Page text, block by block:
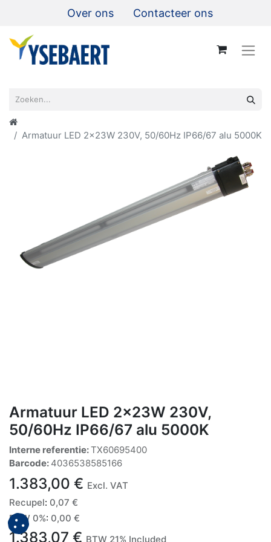
Over ons Contacteer ons
Armatuur LED 2x23W 230V, 50/60Hz IP66/67 alu 5000K
Armatuur LED 2x23W 230V,
50/60Hz IP66/67 alu 5000K
Interne referentie:TX60695400
Barcode: 4036538585166
1.383,00 € Excl. VAT
Recupel: 0,07 €
BTW 0%: 0,00 €
1.383,07 € BTW 21% Included